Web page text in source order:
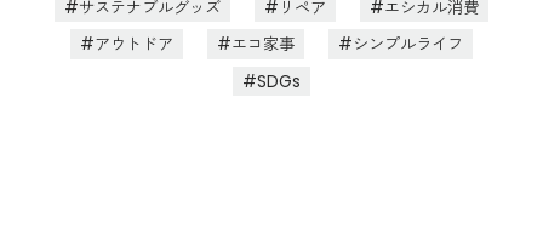
サステナブルグッズ リペア
エシカル消費
アウトドア
エコ家事
シンプルライフ
SDGs